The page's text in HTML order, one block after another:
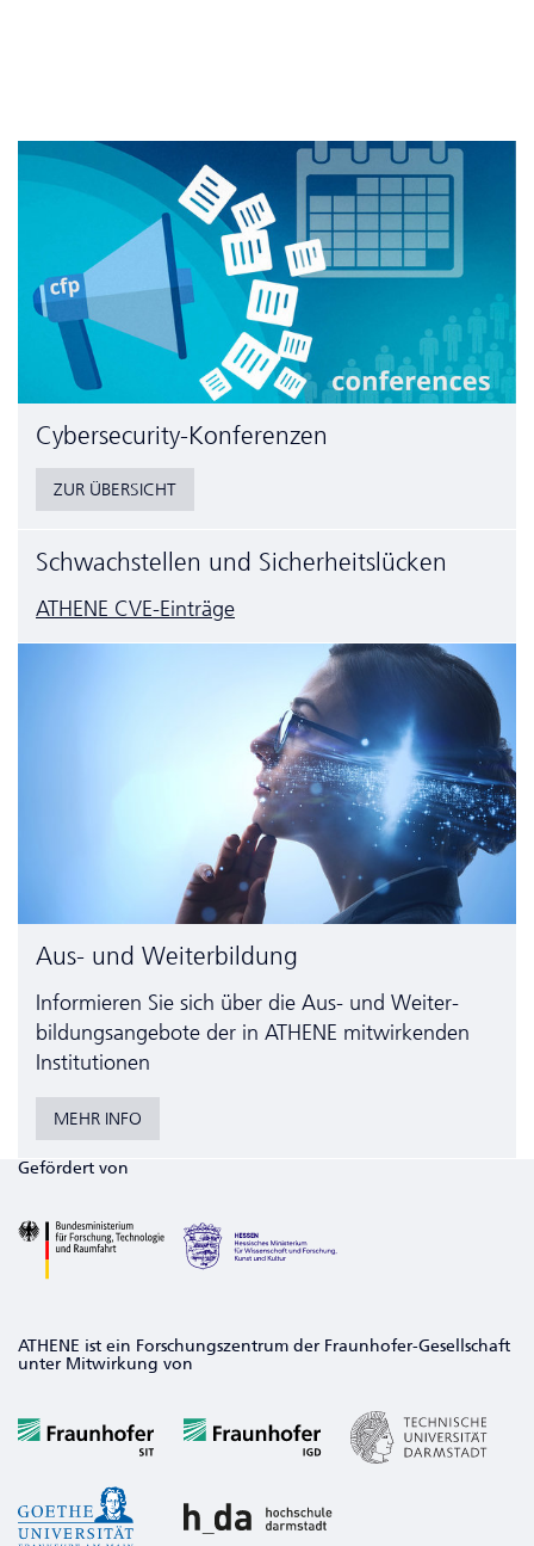
Cyber­security-Konferenzen
ZUR ÜBERSICHT
Schwachstellen und Sicherheitslücken
ATHENE CVE-Einträge
Aus- und Weiterbildung
Informieren Sie sich über die Aus- und Weiter­
bildungs­angebote der in ATHENE mitwirkenden
Institutionen
MEHR INFO
Gefördert von
ATHENE ist ein Forschungszentrum der Fraunhofer-Gesellschaft
unter Mitwirkung von